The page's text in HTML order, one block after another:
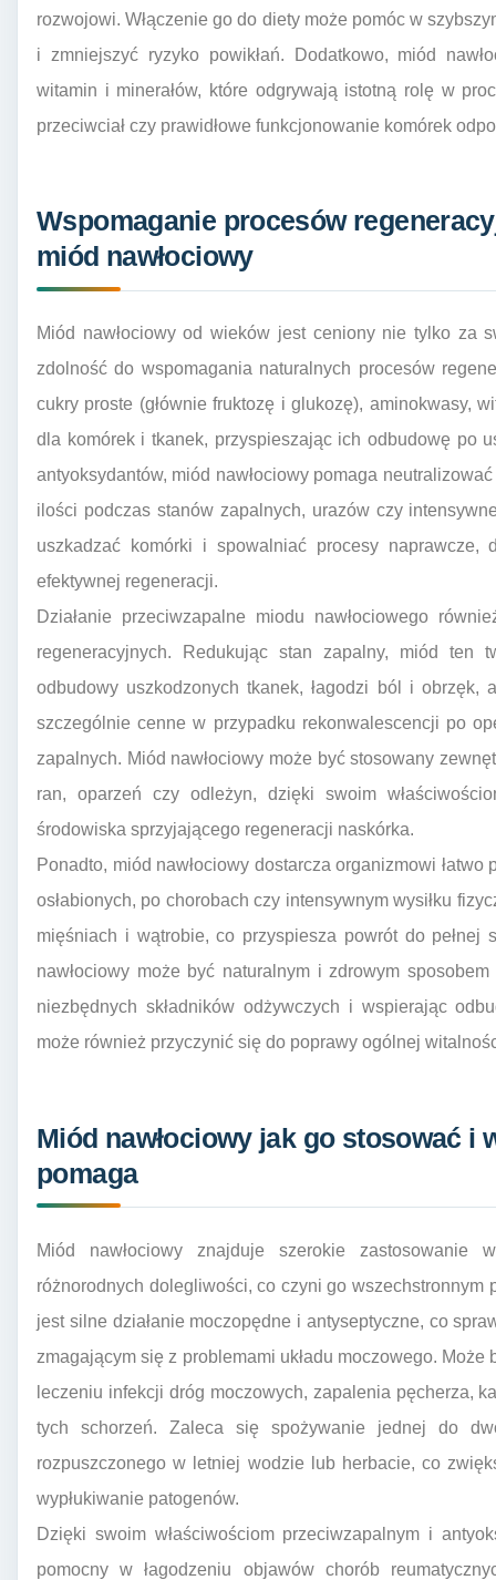
rozwojowi. Włączenie go do diety może pomóc w
i zmniejszyć ryzyko powikłań. Dodatkowo, miód
witamin i minerałów, które odgrywają istotną rolę w
przeciwciał czy prawidłowe funkcjonowanie komórek
Wspomaganie procesów
miód nawłociowy
Miód nawłociowy od wieków jest ceniony nie tylko za
zdolność do wspomagania naturalnych procesów
cukry proste (głównie fruktozę i glukozę), aminokwasy,
dla komórek i tkanek, przyspieszając ich odbudowę po
antyoksydantów, miód nawłociowy pomaga
ilości podczas stanów zapalnych, urazów czy
uszkadzać komórki i spowalniać procesy
efektywnej regeneracji.
Działanie przeciwzapalne miodu nawłociowego
regeneracyjnych. Redukując stan zapalny, miód ten
odbudowy uszkodzonych tkanek, łagodzi ból i
szczególnie cenne w przypadku rekonwalescencji po
zapalnych. Miód nawłociowy może być stosowany
ran, oparzeń czy odleżyn, dzięki swoim
środowiska sprzyjającego regeneracji naskórka.
Ponadto, miód nawłociowy dostarcza organizmowi
osłabionych, po chorobach czy intensywnym wysiłku
mięśniach i wątrobie, co przyspiesza powrót do pełnej
nawłociowy może być naturalnym i zdrowym
niezbędnych składników odżywczych i wspierając
może również przyczynić się do poprawy ogólnej
Miód nawłociowy jak go stosować i
pomaga
Miód nawłociowy znajduje szerokie zastosowanie
różnorodnych dolegliwości, co czyni go wszechstronnym
jest silne działanie moczopędne i antyseptyczne, co
zmagającym się z problemami układu moczowego.
leczeniu infekcji dróg moczowych, zapalenia pęcherza,
tych schorzeń. Zaleca się spożywanie jednej do
rozpuszczonego w letniej wodzie lub herbacie, co
wypłukiwanie patogenów.
Dzięki swoim właściwościom przeciwzapalnym i
pomocny w łagodzeniu objawów chorób